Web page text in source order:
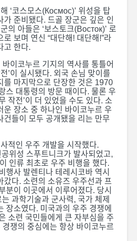
‘코스모스(Космос)’ 위성을 탑
가 준비됐다. 드골 장군은 깊은 인
의 아들은 ‘보스토크(Восток)’ 로
보며 연신 “대단해! 대단해!”라
고 한다.
이코누르 기지의 역사를 통틀어
’이 실시됐다. 외국 손님 맞이를
를 마지막으로 단장한 것은 1970
스 대통령의 방문 때이다. 물론 우
작전’이 더 있었을 수도 있다. 소
운 장소 중 하나인 바이코누르 우
건들이 모두 공개됐을 리는 만무
적인 우주 개발을 시작했다.
위성 스푸트니크가 발사되었고,
인류 최초로 우주 비행을 했다.
행사 발렌티나 테레시코바 역시
갔다. 소련의 소유즈 우주선과 프
분이 이곳에서 이루어졌다. 당시
과학기술과 군사력, 국가 체제
장소였다. 미국과의 우주 경쟁에
소련 국민들에게 큰 자부심을 주
쟁의 중심에는 항상 바이코누르